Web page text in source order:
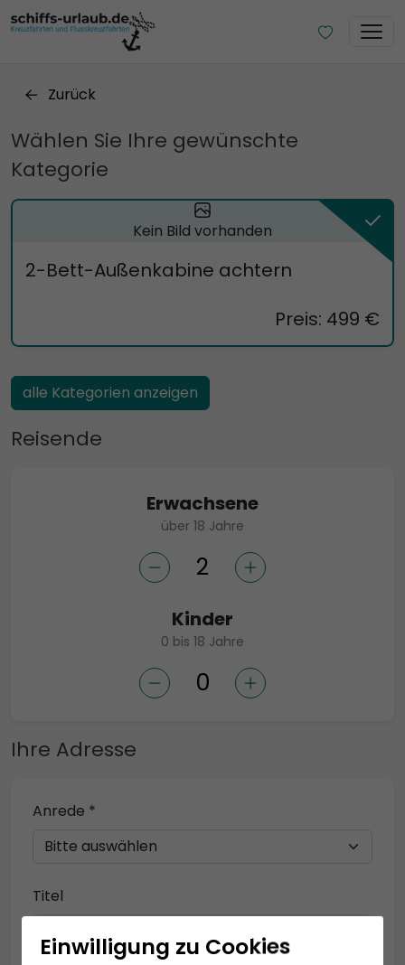
Zurück
Wählen Sie Ihre gewünschte
Kategorie
Kein Bild vorhanden
2-Bett-Außenkabine achtern
Preis: 499 €
alle Kategorien anzeigen
Reisende
Erwachsene
über 18 Jahre
Kinder
0 bis 18 Jahre
Ihre Adresse
Anrede *
Titel
Einwilligung zu Cookies